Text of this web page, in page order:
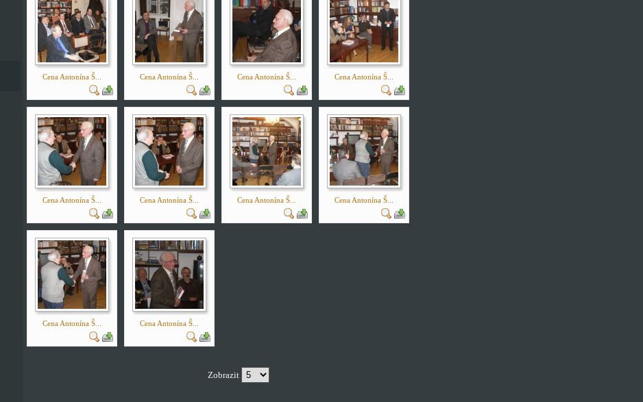
Cena Antonína Š... Cena Antonína Š... Cena Antonína Š... Cena Antonína Š...
Cena Antonína Š... Cena Antonína Š... Cena Antonína Š... Cena Antonína Š...
Cena Antonína Š... Cena Antonína Š...
Zobrazit